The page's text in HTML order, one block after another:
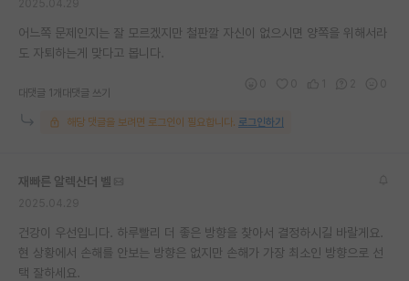
어느쪽 문제인지는 잘 모르겠지만 철판깔 자신이 없으시면 양쪽을 위해서라
도 자퇴하는게 맞다고 봅니다.
대댓글 1개 대댓글 쓰기
해당 댓글을 보려면 로그인이 필요합니다. 로그인하기
재빠른 알렉산더 벨
건강이 우선입니다. 하루빨리 더 좋은 방향을 찾아서 결정하시길 바랄게요.
현 상황에서 손해를 안보는 방향은 없지만 손해가 가장 최소인 방향으로 선
택 잘하세요.